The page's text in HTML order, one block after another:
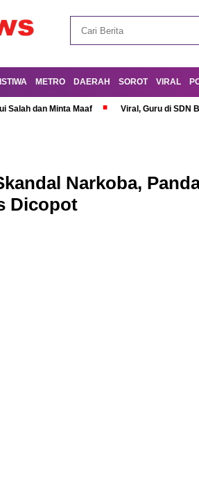
METRO DAERAH SOROT VIRAL
Salah dan Minta Maaf Viral, Guru di SDN
Narkoba,
Dicopot